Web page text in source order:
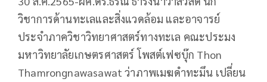
วิชาการด้านทะเลและสิ่งแวดล้อม และอาจารย์
ประจำภาควิชาวิทยาศาสตร์ทางทะเล คณะประมง
มหาวิทยาลัยเกษตรศาสตร์ โพสต์เฟซบุ๊ก Thon
Thamrongnawasawat ว่าภาพเมฆดำทะมึน เปลี่ยน